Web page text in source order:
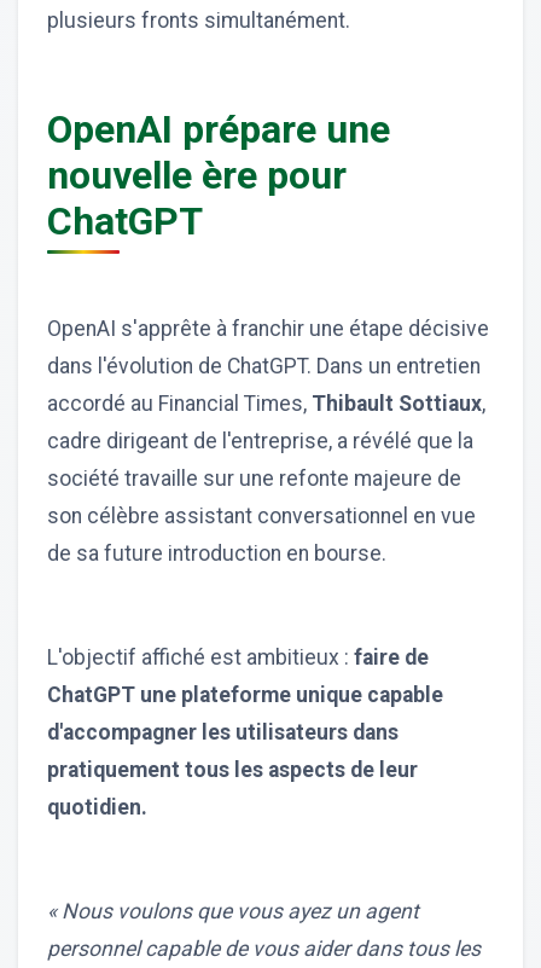
plusieurs fronts simultanément.
OpenAI prépare une
nouvelle ère pour
ChatGPT
OpenAI s'apprête à franchir une étape décisive
dans l'évolution de ChatGPT. Dans un entretien
accordé au Financial Times, Thibault Sottiaux,
cadre dirigeant de l'entreprise, a révélé que la
société travaille sur une refonte majeure de
son célèbre assistant conversationnel en vue
de sa future introduction en bourse.
L'objectif affiché est ambitieux : faire de
ChatGPT une plateforme unique capable
d'accompagner les utilisateurs dans
pratiquement tous les aspects de leur
quotidien.
« Nous voulons que vous ayez un agent
personnel capable de vous aider dans tous les